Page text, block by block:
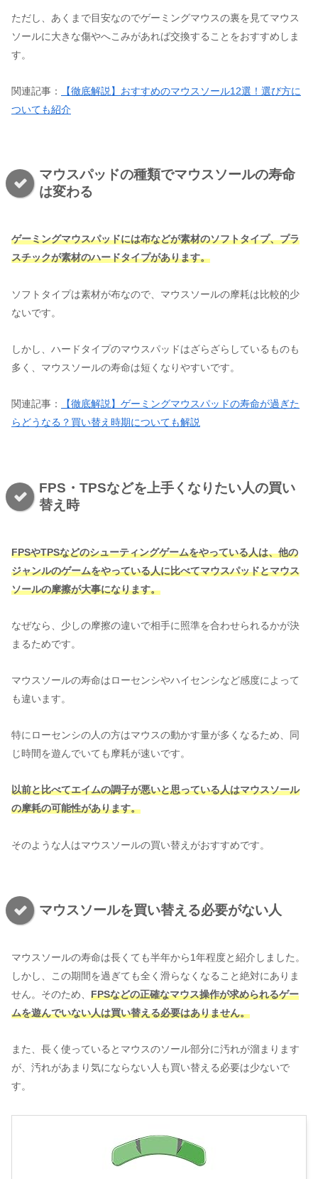
ただし、あくまで目安なのでゲーミングマウスの裏を見てマウス
ソールに大きな傷やへこみがあれば交換することをおすすめしま
す。
関連記事：
【徹底解説】おすすめのマウスソール12選！選び方に
ついても紹介
マウスパッドの種類でマウスソールの寿命
は変わる
ゲーミングマウスパッドには布などが素材のソフトタイプ、プラ
スチックが素材のハードタイプがあります。
ソフトタイプは素材が布なので、マウスソールの摩耗は比較的少
ないです。
しかし、ハードタイプのマウスパッドはざらざらしているものも
多く、マウスソールの寿命は短くなりやすいです。
関連記事：
【徹底解説】ゲーミングマウスパッドの寿命が過ぎた
らどうなる？買い替え時期についても解説
FPS・TPSなどを上手くなりたい人の買い
替え時
FPSやTPSなどのシューティングゲームをやっている人は、他の
ジャンルのゲームをやっている人に比べてマウスパッドとマウス
ソールの摩擦が大事になります。
なぜなら、少しの摩擦の違いで相手に照準を合わせられるかが決
まるためです。
マウスソールの寿命はローセンシやハイセンシなど感度によって
も違います。
特にローセンシの人の方はマウスの動かす量が多くなるため、同
じ時間を遊んでいても摩耗が速いです。
以前と比べてエイムの調子が悪いと思っている人はマウスソール
の摩耗の可能性があります。
そのような人はマウスソールの買い替えがおすすめです。
マウスソールを買い替える必要がない人
マウスソールの寿命は長くても半年から1年程度と紹介しました。
しかし、この期間を過ぎても全く滑らなくなること絶対にありま
せん。そのため、 FPSなどの正確なマウス操作が求められるゲー
ムを遊んでいない人は買い替える必要はありません。
また、長く使っているとマウスのソール部分に汚れが溜まります
が、汚れがあまり気にならない人も買い替える必要は少ないで
す。